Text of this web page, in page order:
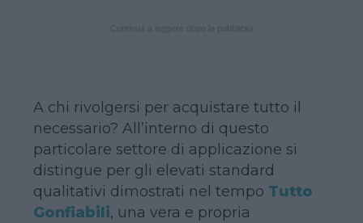
A chi rivolgersi per acquistare tutto il
necessario? All’interno di questo
particolare settore di applicazione si
distingue per gli elevati standard
qualitativi dimostrati nel tempo Tutto
Gonfiabili, una vera e propria